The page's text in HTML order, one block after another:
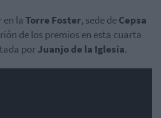
la Torre Foster, sede deCepsa
de los premios en esta cuarta
porJuanjo de la Iglesia.